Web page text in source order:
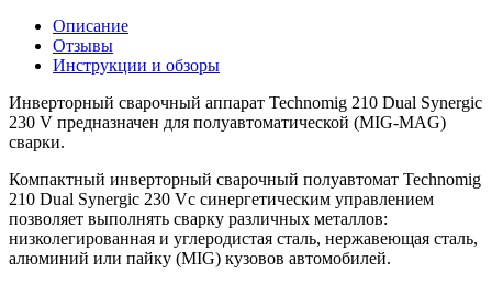
Описание
Отзывы
Инструкции и обзоры
Инверторный сварочный аппарат Technomig 210 Dual Synergic
230 V предназначен для полуавтоматической (MIG-MAG)
сварки.
Компактный инверторный сварочный полуавтомат Technomig
210 Dual Synergic 230 Vс синергетическим управлением
позволяет выполнять сварку различных металлов:
низколегированная и углеродистая сталь, нержавеющая сталь,
алюминий или пайку (MIG) кузовов автомобилей.